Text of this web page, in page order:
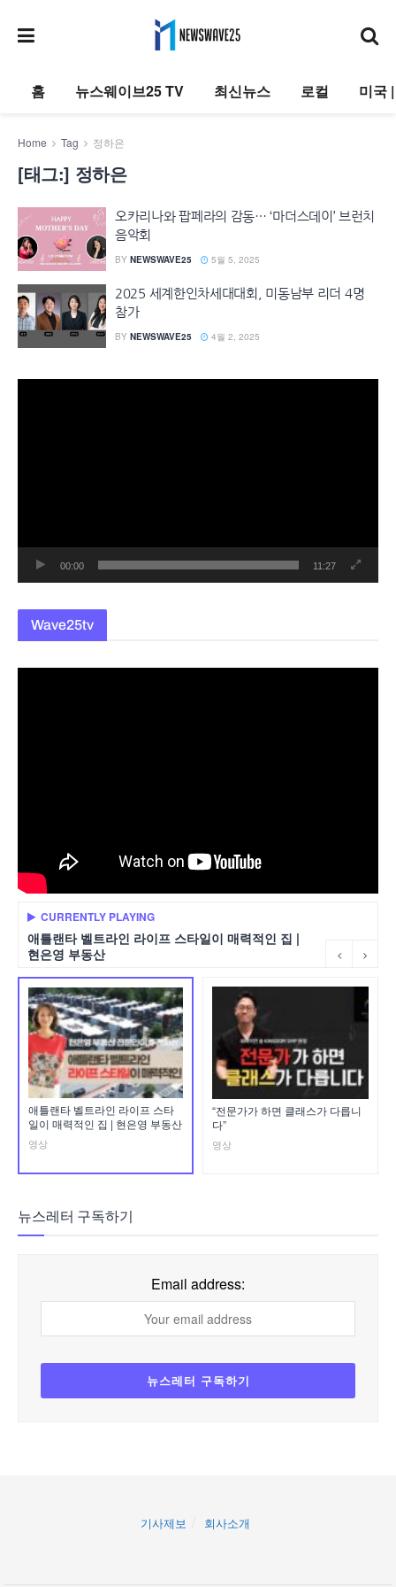
홈 뉴스웨이브25 TV 최신뉴스 로컬 미국
Home Tag 정하은
[태그:] 정하은
오카리나와 팝페라의 감동… ‘마더스데이’ 브런치
음악회
BY NEWSWAVE25 5월 5, 2025
2025 세계한인차세대대회, 미동남부 리더 4명
참가
BY NEWSWAVE25 4월 2, 2025
00:00 11:27
Wave25tv
CURRENTLY PLAYING
애틀랜타 벨트라인 라이프 스타일이 매력적인 집 |
현은영 부동산
애틀랜타 벨트라인 라이프 스타
일이 매력적인 집 | 현은영 부동산
영상
“전문가가 하면 클래스가 다릅니
다”
영상
뉴스레터 구독하기
Email address:
기사제보 회사소개